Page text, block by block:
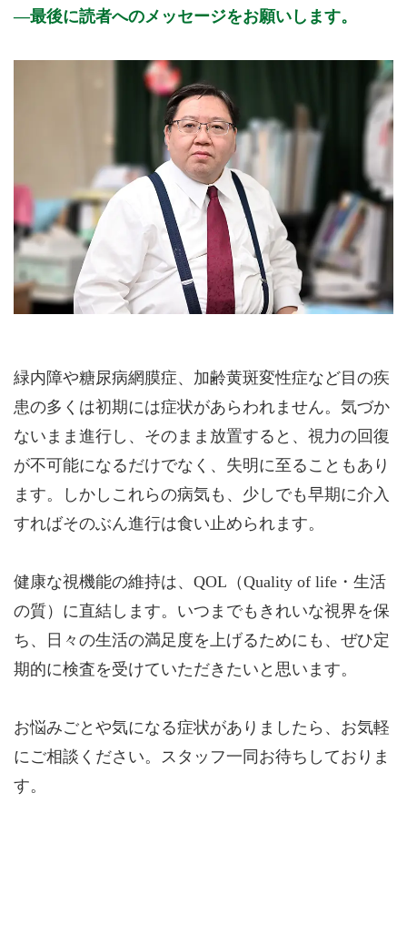
最後に読者へのメッセージをお願いします。
緑内障や糖尿病網膜症、加齢黄斑変性症など目の疾
患の多くは初期には症状があらわれません。気づか
ないまま進行し、そのまま放置すると、視力の回復
が不可能になるだけでなく、失明に至ることもあり
ます。しかしこれらの病気も、少しでも早期に介入
すればそのぶん進行は食い止められます。
健康な視機能の維持は、QOL（Quality of life・生活
の質）に直結します。いつまでもきれいな視界を保
ち、日々の生活の満足度を上げるためにも、ぜひ定
期的に検査を受けていただきたいと思います。
お悩みごとや気になる症状がありましたら、お気軽
にご相談ください。スタッフ一同お待ちしておりま
す。